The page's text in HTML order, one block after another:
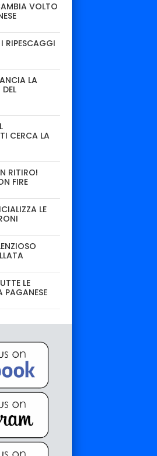
VOLTO
RIPESCAGGI
LA
CERCA LA
RITIRO!
FIRE
LE
LE
PAGANESE